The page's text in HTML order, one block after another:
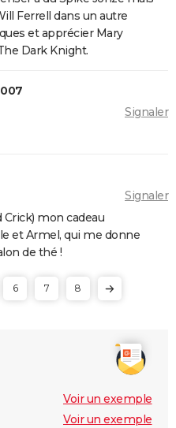
Ferrell dans un autre
et apprécier Mary
Dark Knight.
Signaler
Signaler
Crick) mon cadeau
et Armel, qui me donne
de thé !
6 7 8
Voir un exemple
Voir un exemple